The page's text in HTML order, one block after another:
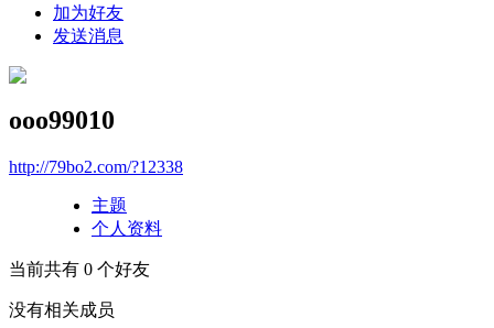
加为好友
发送消息
ooo99010
http://79bo2.com/?12338
主题
个人资料
当前共有 0 个好友
没有相关成员